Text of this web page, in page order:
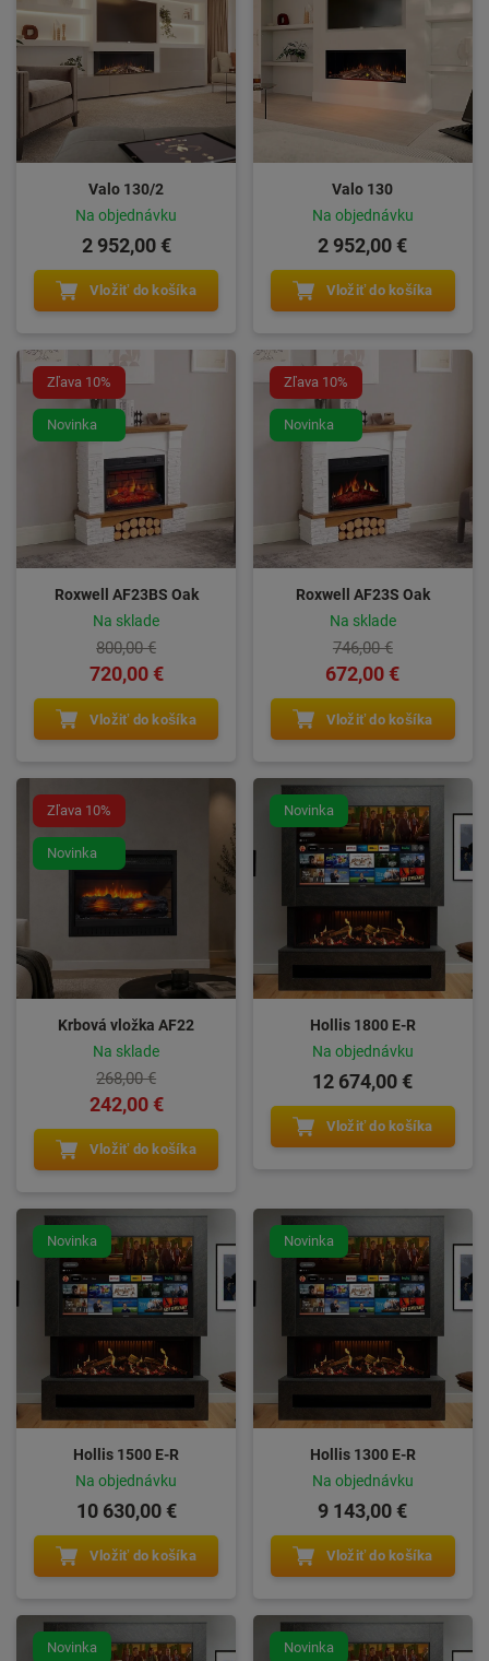
Valo 130/2
Na objednávku
2 952,00 €
Vložiť do košíka
Valo 130
Na objednávku
2 952,00 €
Vložiť do košíka
Zľava 10%
Novinka
Roxwell AF23BS Oak
Na sklade
800,00 €
720,00 €
Vložiť do košíka
Zľava 10%
Novinka
Roxwell AF23S Oak
Na sklade
746,00 €
672,00 €
Vložiť do košíka
Zľava 10%
Novinka
Krbová vložka AF22
Na sklade
268,00 €
242,00 €
Vložiť do košíka
Novinka
Hollis 1800 E-R
Na objednávku
12 674,00 €
Vložiť do košíka
Novinka
Hollis 1500 E-R
Na objednávku
10 630,00 €
Vložiť do košíka
Novinka
Hollis 1300 E-R
Na objednávku
9 143,00 €
Vložiť do košíka
Novinka Novinka